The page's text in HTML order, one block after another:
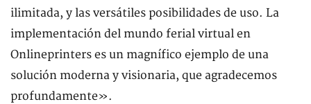
ilimitada, y las versátiles posibilidades de uso. La
implementación del mundo ferial virtual en
Onlineprinters es un magnífico ejemplo de una
solución moderna y visionaria, que agradecemos
profundamente».